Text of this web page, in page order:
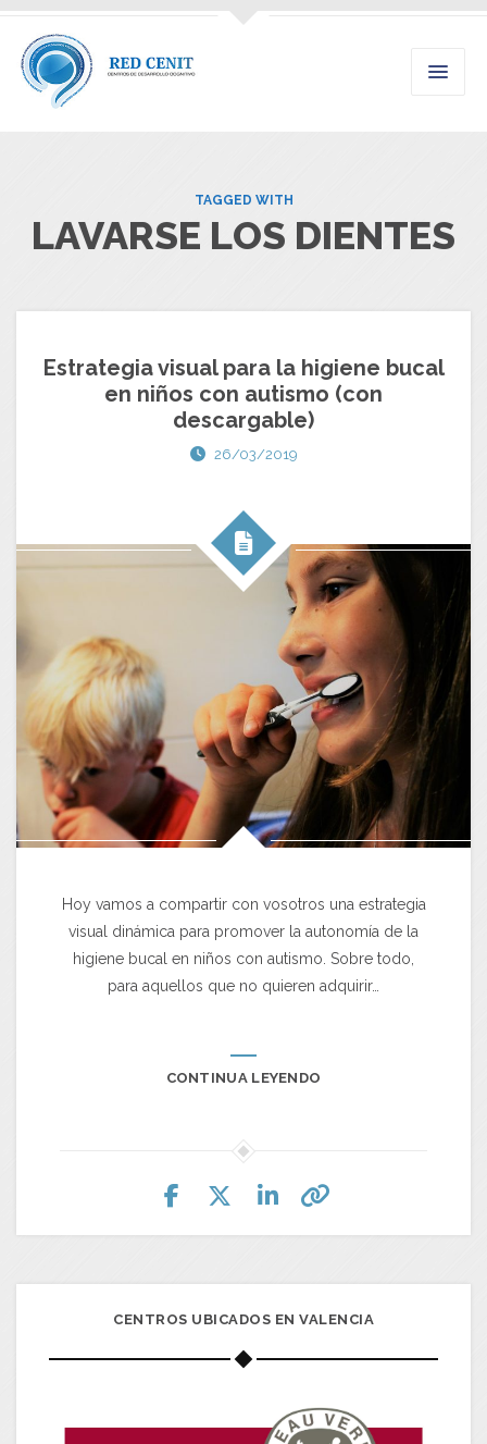
TAGGED WITH
LAVARSE LOS DIENTES
Estrategia visual para la higiene bucal
en niños con autismo (con
descargable)
26/03/2019
Hoy vamos a compartir con vosotros una estrategia
visual dinámica para promover la autonomía de la
higiene bucal en niños con autismo. Sobre todo,
para aquellos que no quieren adquirir…
CONTINUA LEYENDO
CENTROS UBICADOS EN VALENCIA